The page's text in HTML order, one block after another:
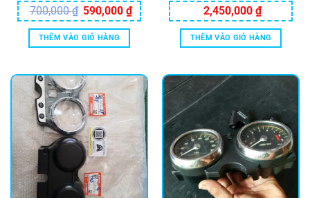
700,000₫ Giá
gốc
là:
700,000 ₫.
590,000₫Giá
hiện
THÊM VÀO GIỎ HÀNG
2,450,000 ₫
THÊM VÀO GIỎ HÀNG